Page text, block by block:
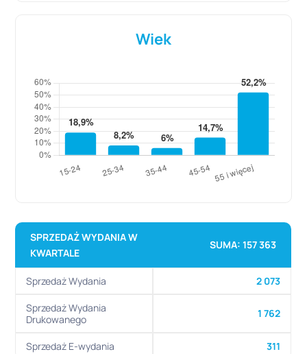
Wiek
SPRZEDAŻ WYDANIA W
KWARTALE
SUMA: 157 363
Sprzedaż Wydania 2 073
Sprzedaż Wydania
Drukowanego
1 762
Sprzedaż E-wydania 311